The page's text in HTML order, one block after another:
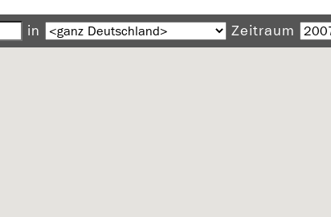
in Zeitraum